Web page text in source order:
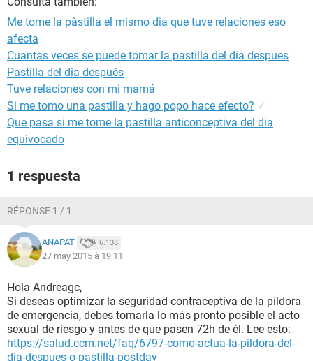
Me tome la pàstilla el mismo dia que tuve relaciones eso
afecta
Cuantas veces se puede tomar la pastilla del dia despues
Pastilla del dia después
Tuve relaciones con mi mamá
Si me tomo una pastilla y hago popo hace efecto? ✓
Que pasa si me tome la pastilla anticonceptiva del dia
equivocado
1 respuesta
RÉPONSE 1 / 1
ANAPAT 6.138
27 may 2015 à 19:11
Hola Andreagc,
Si deseas optimizar la seguridad contraceptiva de la píldora
de emergencia, debes tomarla lo más pronto posible el acto
sexual de riesgo y antes de que pasen 72h de él. Lee esto:
https://salud.ccm.net/faq/6797-como-actua-la-pildora-del-
dia-despues-o-pastilla-postday